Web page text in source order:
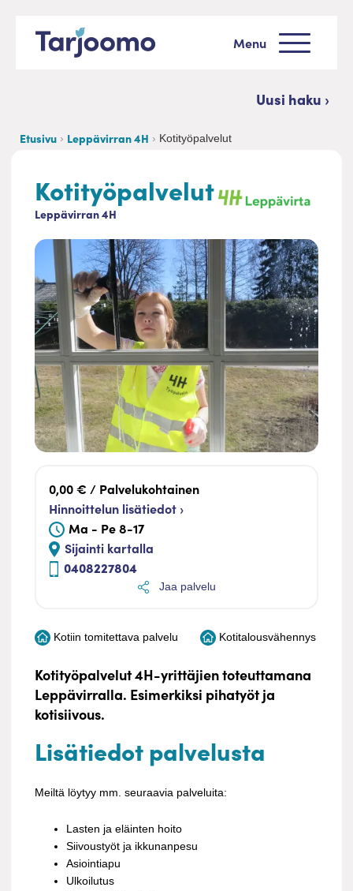
Siirry sisältöön
Menu
Uusi haku ›
Etusivu Leppävirran 4H Kotityöpalvelut
Kotityöpalvelut
Leppävirran 4H
0,00 € / Palvelukohtainen
Hinnoittelun lisätiedot ›
Ma - Pe 8-17
Sijainti kartalla
0408227804
Jaa palvelu
Kotiin tomitettava palvelu Kotitalousvähennys
Kotityöpalvelut 4H-yrittäjien toteuttamana
Leppävirralla. Esimerkiksi pihatyöt ja
kotisiivous.
Lisätiedot palvelusta
Meiltä löytyy mm. seuraavia palveluita:
Lasten ja eläinten hoito
Siivoustyöt ja ikkunanpesu
Asiointiapu
Ulkoilutus